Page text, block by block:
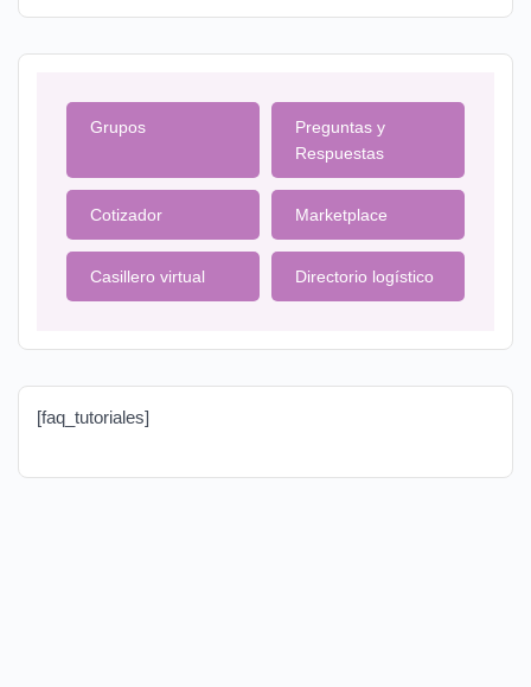
Grupos
Preguntas y
Respuestas
Cotizador Marketplace
Casillero virtual Directorio logístico
[faq_tutoriales]